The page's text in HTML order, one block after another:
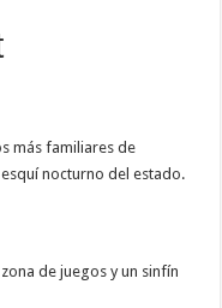
más familiares de
nocturno del estado.
de juegos y un sinfín